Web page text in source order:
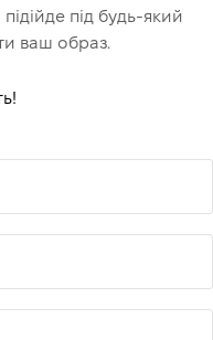
під будь-який
ваш образ.